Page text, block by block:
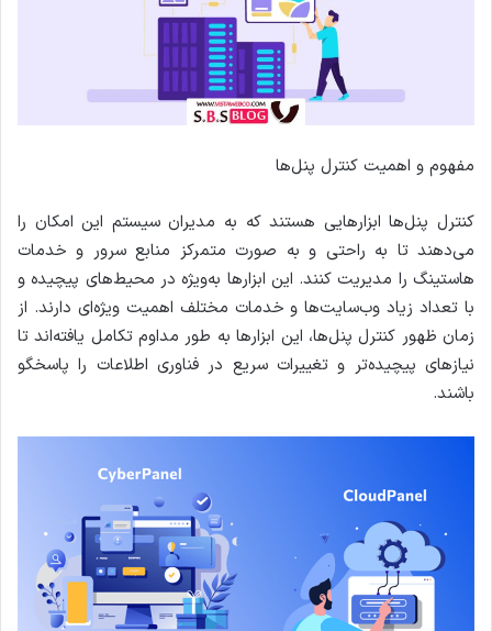
مفهوم و اهمیت کنترل پنل‌ها
کنترل پنل‌ها ابزارهایی هستند که به مدیران سیستم این امکان را
می‌دهند تا به راحتی و به صورت متمرکز منابع سرور و خدمات
هاستینگ را مدیریت کنند. این ابزارها به‌ویژه در محیط‌های پیچیده و
با تعداد زیاد وب‌سایت‌ها و خدمات مختلف اهمیت ویژه‌ای دارند. از
زمان ظهور کنترل پنل‌ها، این ابزارها به طور مداوم تکامل یافته‌اند تا
نیازهای پیچیده‌تر و تغییرات سریع در فناوری اطلاعات را پاسخگو
باشند.